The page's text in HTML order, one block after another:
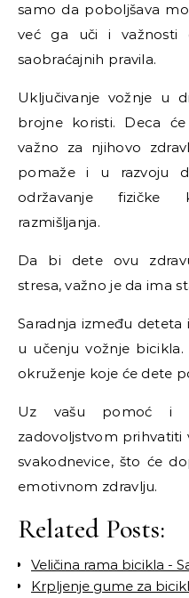
samo da poboljšava
već ga uči i važnosti
saobraćajnih pravila.
Uključivanje vožnje u
brojne koristi. Deca
važno za njihovo
pomaže i u razvoju
održavanje fizičke
razmišljanja.
Da bi dete ovu
stresa, važno je da ima
Saradnja između
u učenju vožnje
okruženje koje će dete
Uz vašu pomoć i
zadovoljstvom prihvatiti
svakodnevice, što će
emotivnom zdravlju.
Related Posts:
Veličina rama bicikla -
Krpljenje gume za